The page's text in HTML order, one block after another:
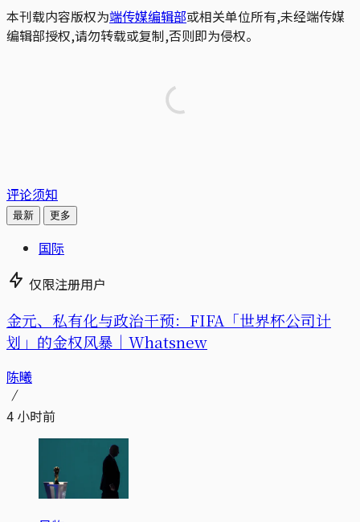
本刊载内容版权为端传媒编辑部或相关单位所有,未经端传媒
编辑部授权,请勿转载或复制,否则即为侵权。
评论须知
最新 更多
国际
仅限注册用户
金元、私有化与政治干预：FIFA「世界杯公司计
划」的金权风暴｜Whatsnew
陈曦
4 小时前